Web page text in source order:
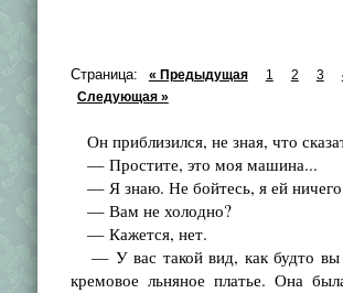
Страница: « Предыдущая 1 2 3
Следующая »
Он приблизился, не зная, что
— Простите, это моя машина...
— Я знаю. Не бойтесь, я ей ничего
— Вам не холодно?
— Кажется, нет.
— У вас такой вид, как будто вы
кремовое льняное платье. Она